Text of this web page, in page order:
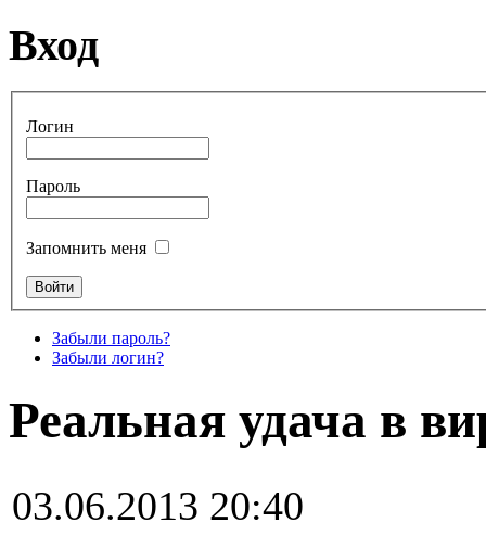
Вход
Логин
Пароль
Запомнить меня
Забыли пароль?
Забыли логин?
Реальная удача в
03.06.2013 20:40